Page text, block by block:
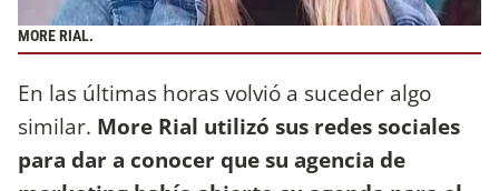
MORE RIAL.
En las últimas horas volvió a suceder algo
similar. More Rial utilizó sus redes sociales
para dar a conocer que su agencia de